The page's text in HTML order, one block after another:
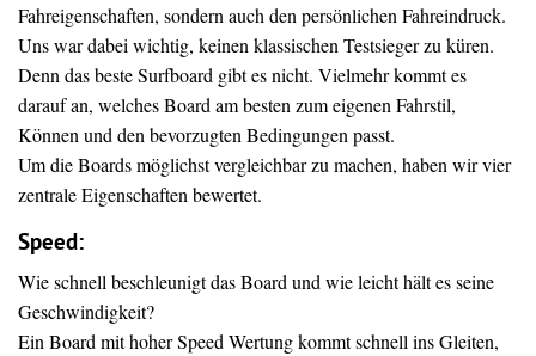
Fahreigenschaften, sondern auch den persönlichen Fahreindruck.
Uns war dabei wichtig, keinen klassischen Testsieger zu küren.
Denn das beste Surfboard gibt es nicht. Vielmehr kommt es
darauf an, welches Board am besten zum eigenen Fahrstil,
Können und den bevorzugten Bedingungen passt.
Um die Boards möglichst vergleichbar zu machen, haben wir vier
zentrale Eigenschaften bewertet.
Speed:
Wie schnell beschleunigt das Board und wie leicht hält es seine
Geschwindigkeit?
Ein Board mit hoher Speed Wertung kommt schnell ins Gleiten,